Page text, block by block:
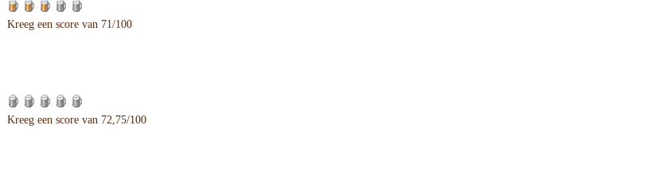
Kreeg een score van 71/100
Kreeg een score van 72,75/100